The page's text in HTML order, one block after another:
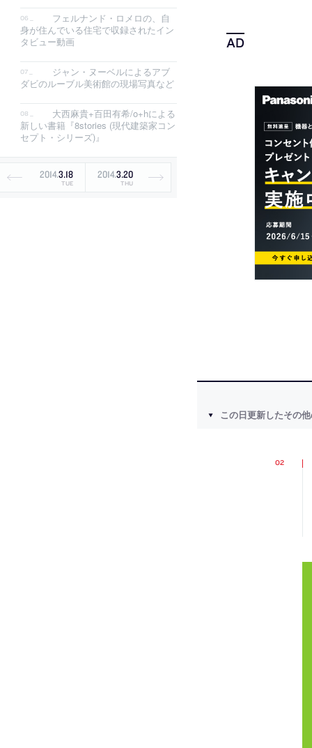
フェルナンド・ロメロの、自
身が住んでいる住宅で収録されたイン
タビュー動画
ジャン・ヌーベルによるアブ
ダビのルーブル美術館の現場写真など
大西麻貴+百田有希/o+hによる
新しい書籍『8stories (現代建築家コン
セプト・シリーズ)』
2014.3.18
TUE
2014.3.20
THU
この日更新したその